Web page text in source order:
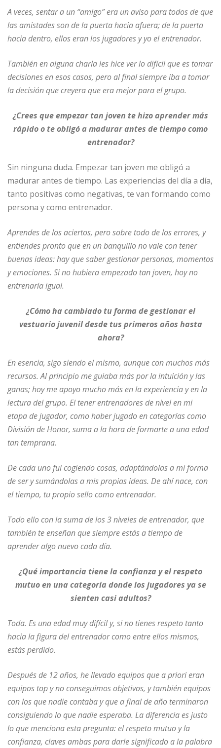
A veces, sentar a un “amigo” era un aviso para todos de que
las amistades son de la puerta hacia afuera; de la puerta
hacia dentro, ellos eran los jugadores y yo el entrenador.
También en alguna charla les hice ver lo difícil que es tomar
decisiones en esos casos, pero al final siempre iba a tomar
la decisión que creyera que era mejor para el grupo.
¿Crees que empezar tan joven te hizo aprender más
rápido o te obligó a madurar antes de tiempo como
entrenador?
Sin ninguna duda. Empezar tan joven me obligó a
madurar antes de tiempo. Las experiencias del día a día,
tanto positivas como negativas, te van formando como
persona y como entrenador.
Aprendes de los aciertos, pero sobre todo de los errores, y
entiendes pronto que en un banquillo no vale con tener
buenas ideas: hay que saber gestionar personas, momentos
y emociones. Si no hubiera empezado tan joven, hoy no
entrenaría igual.
¿Cómo ha cambiado tu forma de gestionar el
vestuario juvenil desde tus primeros años hasta
ahora?
En esencia, sigo siendo el mismo, aunque con muchos más
recursos. Al principio me guiaba más por la intuición y las
ganas; hoy me apoyo mucho más en la experiencia y en la
lectura del grupo. El tener entrenadores de nivel en mi
etapa de jugador, como haber jugado en categorías como
División de Honor, suma a la hora de formarte a una edad
tan temprana.
De cada uno fui cogiendo cosas, adaptándolas a mi forma
de ser y sumándolas a mis propias ideas. De ahí nace, con
el tiempo, tu propio sello como entrenador.
Todo ello con la suma de los 3 niveles de entrenador, que
también te enseñan que siempre estás a tiempo de
aprender algo nuevo cada día.
¿Qué importancia tiene la confianza y el respeto
mutuo en una categoría donde los jugadores ya se
sienten casi adultos?
Toda. Es una edad muy difícil y, si no tienes respeto tanto
hacia la figura del entrenador como entre ellos mismos,
estás perdido.
Después de 12 años, he llevado equipos que a priori eran
equipos top y no conseguimos objetivos, y también equipos
con los que nadie contaba y que a final de año terminaron
consiguiendo lo que nadie esperaba. La diferencia es justo
lo que menciona esta pregunta: el respeto mutuo y la
confianza, claves ambas para darle significado a la palabra